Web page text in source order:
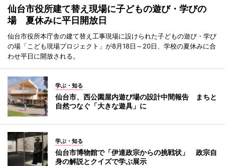
仙台市役所建て替え現場に子どもの遊び・学びの
場 夏休みに平日開放日
仙台市役所本庁舎の建て替え工事現場に設けられた子どもの遊び・学び
の場「こども現場プロジェクト」が8月18日～20日、学校の夏休みに合
わせ平日に開放される。
学ぶ・知る
仙台市、西公園屋内遊び場の設計中間報告 まちと
自然つなぐ「大きな遊具」に
学ぶ・知る
仙台市博物館で「伊達政宗からの挑戦状」 政宗自
身の解説とクイズで学ぶ展示